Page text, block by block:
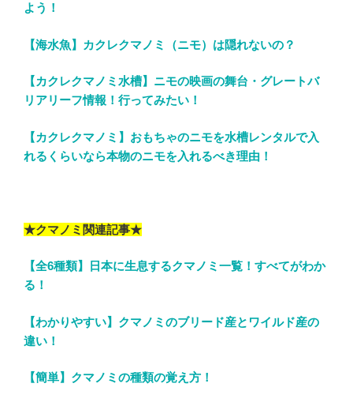
よう！
【海水魚】カクレクマノミ（ニモ）は隠れないの？
【カクレクマノミ水槽】ニモの映画の舞台・グレートバ
リアリーフ情報！行ってみたい！
【カクレクマノミ】おもちゃのニモを水槽レンタルで入
れるくらいなら本物のニモを入れるべき理由！
★クマノミ関連記事★
【全6種類】日本に生息するクマノミ一覧！すべてがわか
る！
【わかりやすい】クマノミのブリード産とワイルド産の
違い！
【簡単】クマノミの種類の覚え方！